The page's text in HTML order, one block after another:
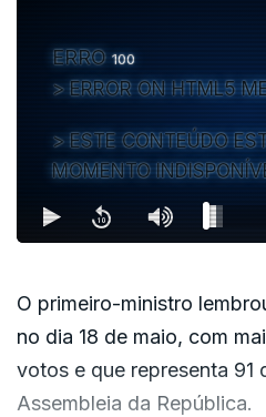
ERRO100
ERROR ON HTML5
ESTE CONTEÚDO
MOMENTO
O primeiro-ministro
no dia 18 de maio, com
votos e que representa 91
Assembleia da República.